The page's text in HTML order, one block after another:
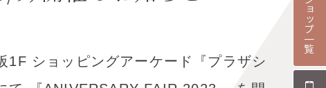
1F ショッピングアーケード『プラザシ